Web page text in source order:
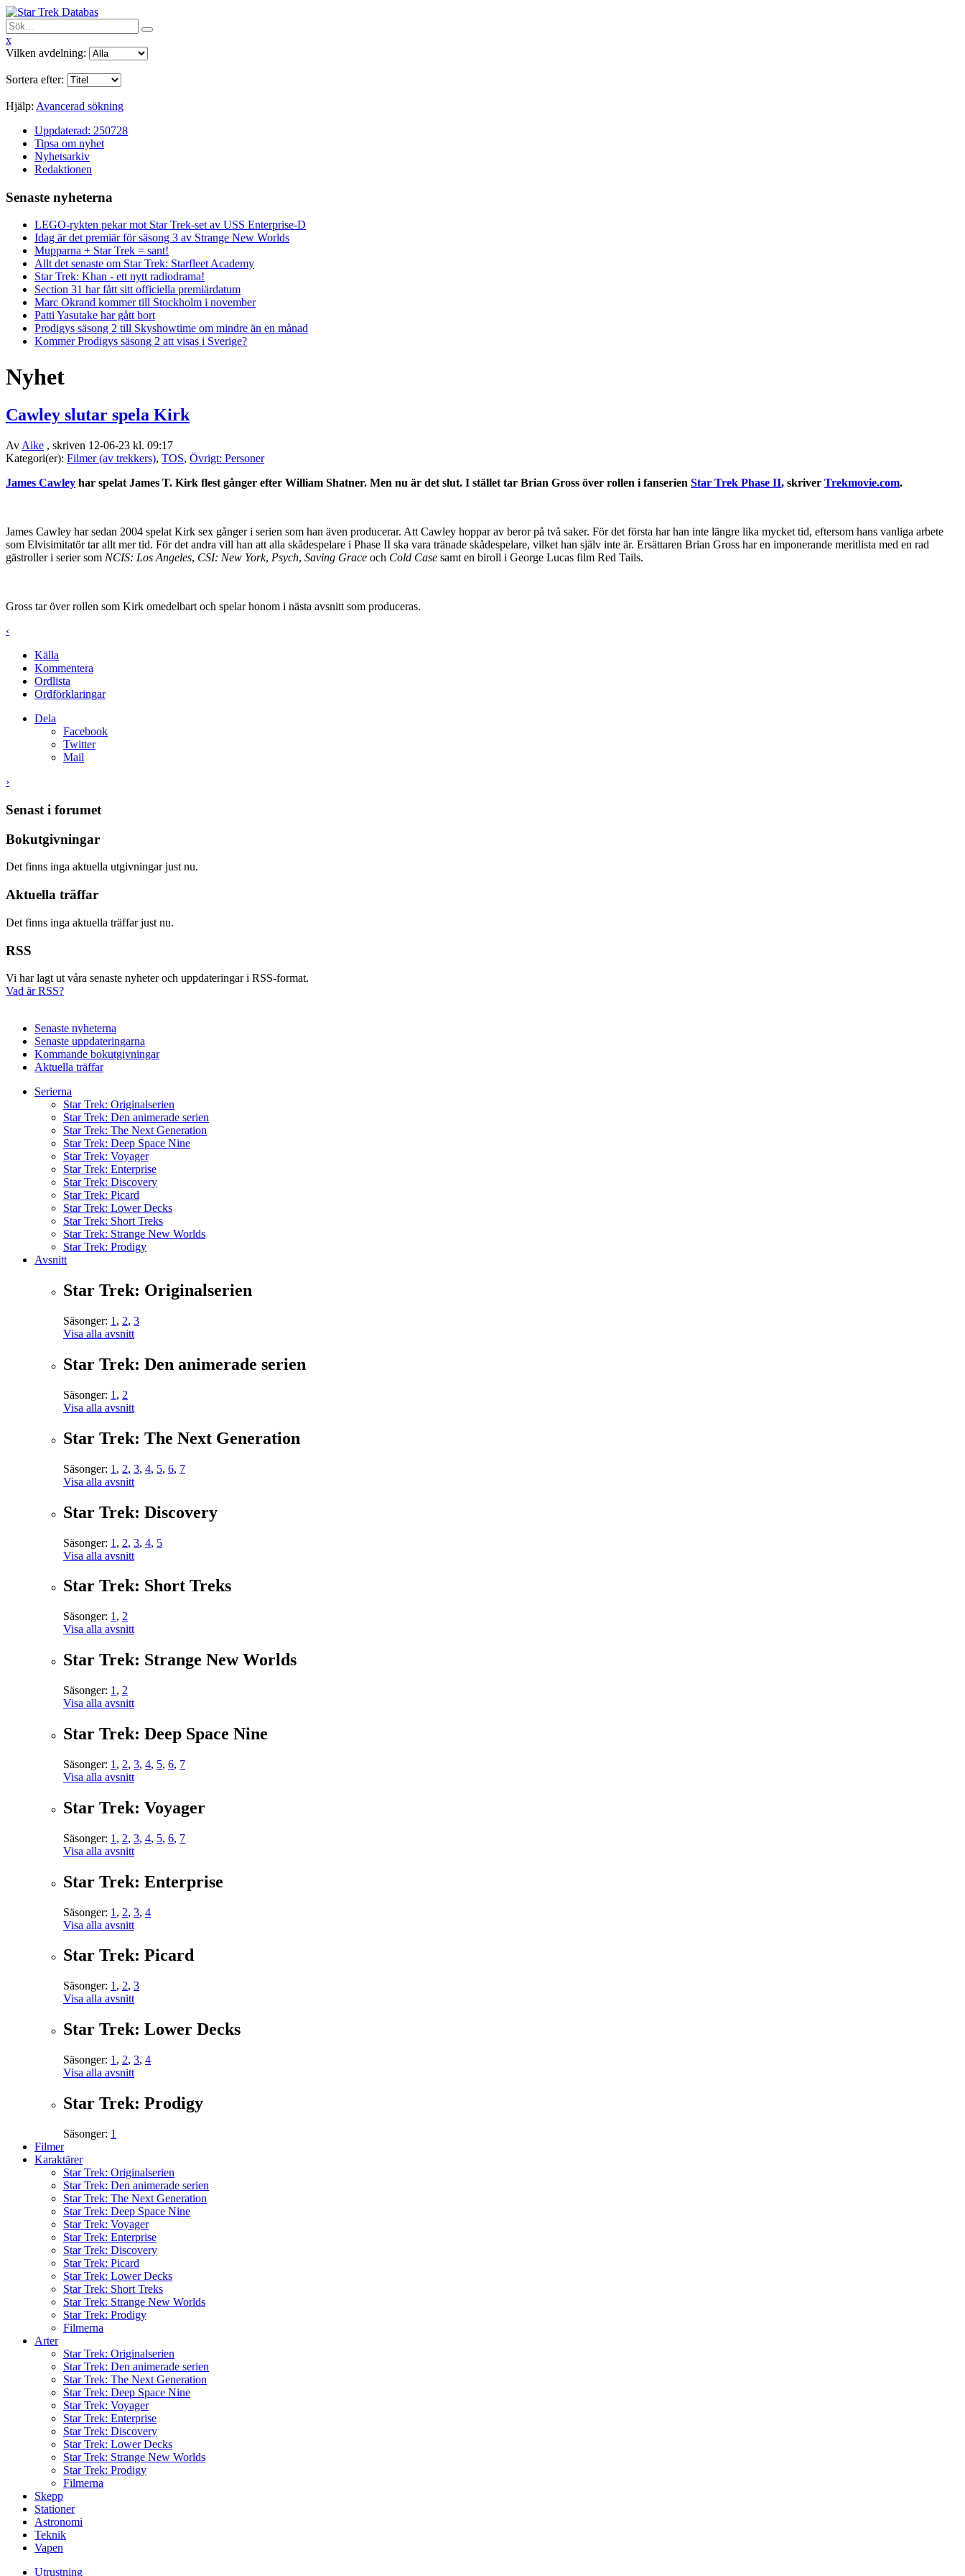
x
Vilken avdelning:
Sortera efter:
Hjälp: Avancerad sökning
Uppdaterad: 250728
Tipsa om nyhet
Nyhetsarkiv
Redaktionen
Senaste nyheterna
LEGO-rykten pekar mot Star Trek-set av USS Enterprise-D
Idag är det premiär för säsong 3 av Strange New Worlds
Mupparna + Star Trek = sant!
Allt det senaste om Star Trek: Starfleet Academy
Star Trek: Khan - ett nytt radiodrama!
Section 31 har fått sitt officiella premiärdatum
Marc Okrand kommer till Stockholm i november
Patti Yasutake har gått bort
Prodigys säsong 2 till Skyshowtime om mindre än en månad
Kommer Prodigys säsong 2 att visas i Sverige?
Nyhet
Cawley slutar spela Kirk
Av Aike , skriven 12-06-23 kl. 09:17
Kategori(er): Filmer (av trekkers), TOS, Övrigt: Personer
James Cawley har spelat James T. Kirk flest gånger efter William Shatner. Men nu är det slut. I stället tar Brian Gross över rollen i fanserien Star Trek Phase II, skriver Trekmovie.com.
James Cawley har sedan 2004 spelat Kirk sex gånger i serien som han även producerar. Att Cawley hoppar av beror på två saker. För det första har han inte längre lika mycket tid, eftersom hans vanliga arbete
som Elvisimitatör tar allt mer tid. För det andra vill han att alla skådespelare i Phase II ska vara tränade skådespelare, vilket han själv inte är. Ersättaren Brian Gross har en imponerande meritlista med en rad
gästroller i serier som NCIS: Los Angeles, CSI: New York, Psych, Saving Grace och Cold Case samt en biroll i George Lucas film Red Tails.
Gross tar över rollen som Kirk omedelbart och spelar honom i nästa avsnitt som produceras.
‹
Källa
Kommentera
Ordlista
Ordförklaringar
Dela
Facebook
Twitter
Mail
›
Senast i forumet
Bokutgivningar
Det finns inga aktuella utgivningar just nu.
Aktuella träffar
Det finns inga aktuella träffar just nu.
RSS
Vi har lagt ut våra senaste nyheter och uppdateringar i RSS-format.
Vad är RSS?
Senaste nyheterna
Senaste uppdateringarna
Kommande bokutgivningar
Aktuella träffar
Serierna
Star Trek: Originalserien
Star Trek: Den animerade serien
Star Trek: The Next Generation
Star Trek: Deep Space Nine
Star Trek: Voyager
Star Trek: Enterprise
Star Trek: Discovery
Star Trek: Picard
Star Trek: Lower Decks
Star Trek: Short Treks
Star Trek: Strange New Worlds
Star Trek: Prodigy
Avsnitt
Star Trek: Originalserien
Säsonger: 1 , 2, 3
Visa alla avsnitt
Star Trek: Den animerade serien
Säsonger: 1 , 2
Visa alla avsnitt
Star Trek: The Next Generation
Säsonger: 1 , 2, 3, 4, 5, 6, 7
Visa alla avsnitt
Star Trek: Discovery
Säsonger: 1 , 2, 3, 4, 5
Visa alla avsnitt
Star Trek: Short Treks
Säsonger: 1 , 2
Visa alla avsnitt
Star Trek: Strange New Worlds
Säsonger: 1 , 2
Visa alla avsnitt
Star Trek: Deep Space Nine
Säsonger: 1 , 2, 3, 4, 5, 6, 7
Visa alla avsnitt
Star Trek: Voyager
Säsonger: 1 , 2, 3, 4, 5, 6, 7
Visa alla avsnitt
Star Trek: Enterprise
Säsonger: 1 , 2, 3, 4
Visa alla avsnitt
Star Trek: Picard
Säsonger: 1 , 2, 3
Visa alla avsnitt
Star Trek: Lower Decks
Säsonger: 1 , 2, 3, 4
Visa alla avsnitt
Star Trek: Prodigy
Säsonger: 1
Filmer
Karaktärer
Star Trek: Originalserien
Star Trek: Den animerade serien
Star Trek: The Next Generation
Star Trek: Deep Space Nine
Star Trek: Voyager
Star Trek: Enterprise
Star Trek: Discovery
Star Trek: Picard
Star Trek: Lower Decks
Star Trek: Short Treks
Star Trek: Strange New Worlds
Star Trek: Prodigy
Filmerna
Arter
Star Trek: Originalserien
Star Trek: Den animerade serien
Star Trek: The Next Generation
Star Trek: Deep Space Nine
Star Trek: Voyager
Star Trek: Enterprise
Star Trek: Discovery
Star Trek: Lower Decks
Star Trek: Strange New Worlds
Star Trek: Prodigy
Filmerna
Skepp
Stationer
Astronomi
Teknik
Vapen
Utrustning